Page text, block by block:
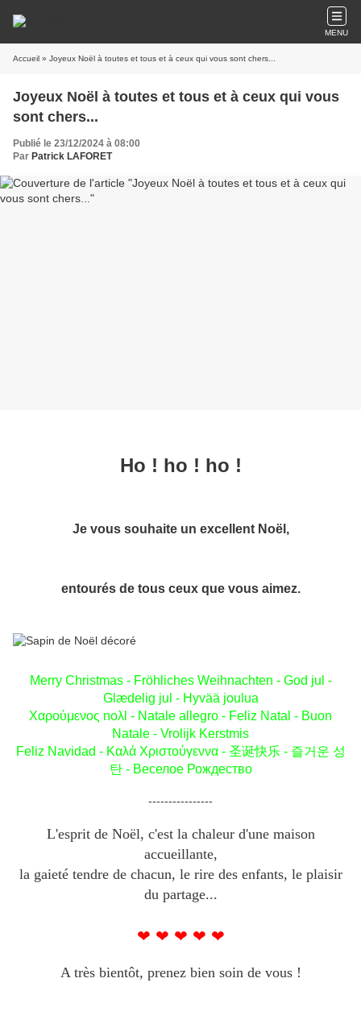
MENU
Accueil » Joyeux Noël à toutes et tous et à ceux qui vous sont chers...
Joyeux Noël à toutes et tous et à ceux qui vous
sont chers...
Publié le 23/12/2024 à 08:00
Par Patrick LAFORET
Ho ! ho ! ho !
Je vous souhaite un excellent Noël,
entourés de tous ceux que vous aimez.
Merry Christmas - Fröhliches Weihnachten - God jul -
Glædelig jul - Hyvää joulua
Χαρούμενος noλl - Natale allegro - Feliz Natal - Buon
Natale - Vrolijk Kerstmis
Feliz Navidad - Καλά Χριστούγεννα- 圣诞快乐 - 즐거운 성
탄 - Веселое Рождество
----------------
L'esprit de Noël, c'est la chaleur d'une maison
accueillante,
la gaieté tendre de chacun, le rire des enfants, le plaisir
du partage...
❤ ❤ ❤ ❤ ❤
A très bientôt, prenez bien soin de vous !